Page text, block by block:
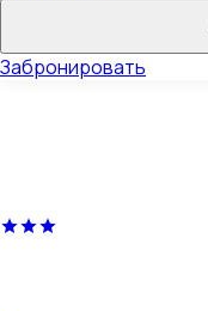
Забронировать